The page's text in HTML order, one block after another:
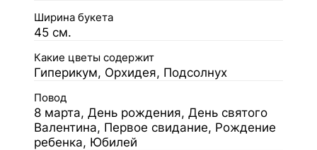
Ширина букета
45 см.
Какие цветы содержит
Гиперикум, Орхидея, Подсолнух
Повод
8 марта, День рождения, День святого
Валентина, Первое свидание, Рождение
ребенка, Юбилей